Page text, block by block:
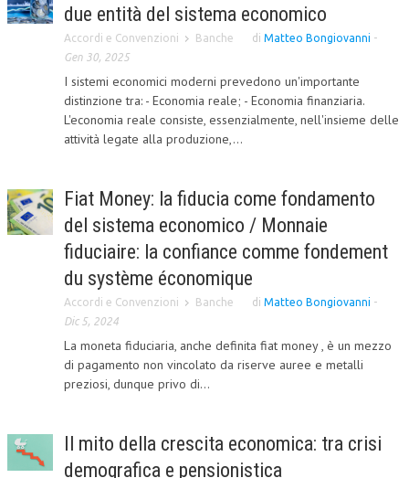
due entità del sistema economico
Accordi e Convenzioni Banche di Matteo Bongiovanni -
Gen 30, 2025
I sistemi economici moderni prevedono un'importante
distinzione tra: - Economia reale; - Economia finanziaria.
L'economia reale consiste, essenzialmente, nell'insieme delle
attività legate alla produzione,...
Fiat Money: la fiducia come fondamento
del sistema economico / Monnaie
fiduciaire: la confiance comme fondement
du système économique
Accordi e Convenzioni Banche di Matteo Bongiovanni -
Dic 5, 2024
La moneta fiduciaria, anche definita fiat money , è un mezzo
di pagamento non vincolato da riserve auree e metalli
preziosi, dunque privo di...
Il mito della crescita economica: tra crisi
demografica e pensionistica